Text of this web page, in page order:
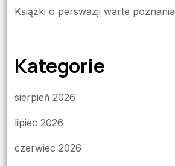
Książki o perswazji warte poznania
Kategorie
sierpień 2026
lipiec 2026
czerwiec 2026